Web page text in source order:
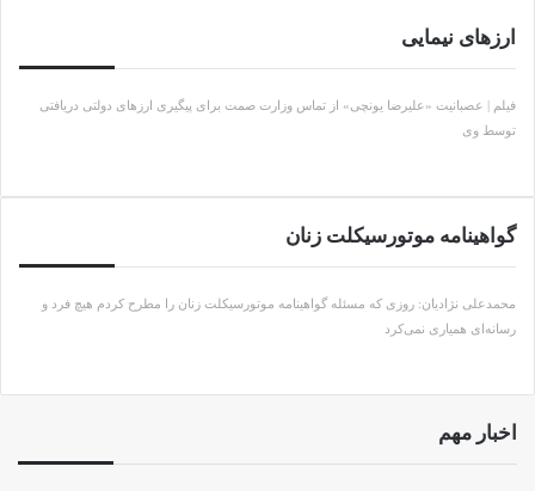
ارزهای نیمایی
فیلم | عصبانیت «علیرضا یونچی» از تماس وزارت صمت برای پیگیری ارزهای دولتی دریافتی
توسط وی
گواهینامه موتورسیکلت زنان
محمدعلی نژادیان: روزی که مسئله گواهینامه موتورسیکلت زنان را مطرح کردم هیچ فرد و
رسانه‌ای همیاری نمی‌کرد
اخبار مهم